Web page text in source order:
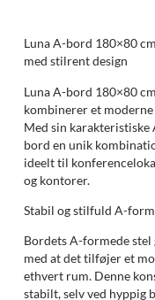
Luna A-bord 180×80
med stilrent design
Luna A-bord 180×80
kombinerer et
Med sin
bord en unik
ideelt til
og kontorer.
Stabil og stilfuld A-
Bordets A-formede stel
med at det tilføjer et
ethvert rum. Denne
stabilt, selv ved hyppig